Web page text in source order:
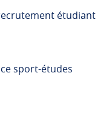
étudiant
sport-études